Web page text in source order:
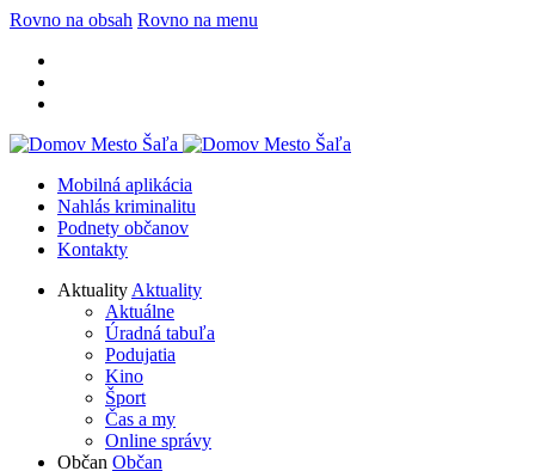
Rovno na obsah Rovno na menu
Mobilná aplikácia
Nahlás kriminalitu
Podnety občanov
Kontakty
Aktuality Aktuality
Aktuálne
Úradná tabuľa
Podujatia
Kino
Šport
Čas a my
Online správy
Občan Občan